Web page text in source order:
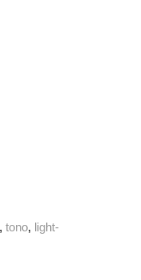
tono light-